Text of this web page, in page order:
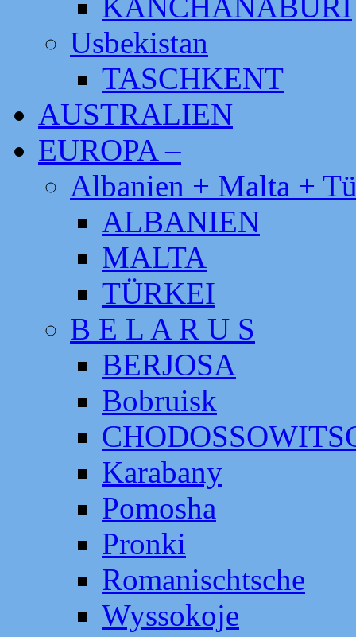
Usbekistan
TASCHKENT
AUSTRALIEN
EUROPA –
Albanien + Malta +
ALBANIEN
MALTA
TÜRKEI
B E L A R U S
BERJOSA
Bobruisk
Karabany
Pomosha
Pronki
Romanischtsche
Wyssokoje